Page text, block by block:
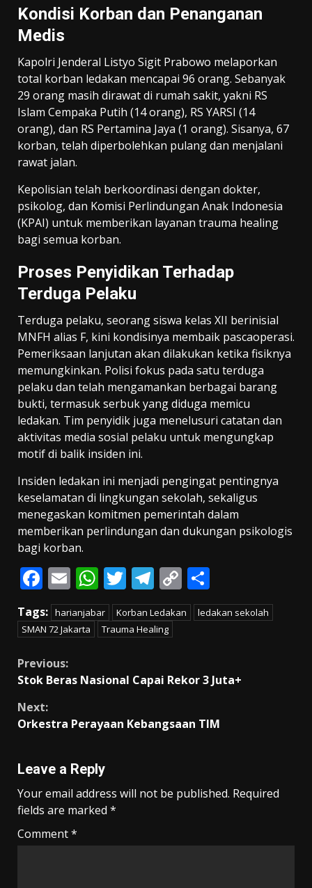
Kondisi Korban dan Penanganan
Medis
Kapolri Jenderal Listyo Sigit Prabowo melaporkan
total korban ledakan mencapai 96 orang. Sebanyak
29 orang masih dirawat di rumah sakit, yakni RS
Islam Cempaka Putih (14 orang), RS YARSI (14
orang), dan RS Pertamina Jaya (1 orang). Sisanya, 67
korban, telah diperbolehkan pulang dan menjalani
rawat jalan.
Kepolisian telah berkoordinasi dengan dokter,
psikolog, dan Komisi Perlindungan Anak Indonesia
(KPAI) untuk memberikan layanan trauma healing
bagi semua korban.
Proses Penyidikan Terhadap
Terduga Pelaku
Terduga pelaku, seorang siswa kelas XII berinisial
MNFH alias F, kini kondisinya membaik pascaoperasi.
Pemeriksaan lanjutan akan dilakukan ketika fisiknya
memungkinkan. Polisi fokus pada satu terduga
pelaku dan telah mengamankan berbagai barang
bukti, termasuk serbuk yang diduga memicu
ledakan. Tim penyidik juga menelusuri catatan dan
aktivitas media sosial pelaku untuk mengungkap
motif di balik insiden ini.
Insiden ledakan ini menjadi pengingat pentingnya
keselamatan di lingkungan sekolah, sekaligus
menegaskan komitmen pemerintah dalam
memberikan perlindungan dan dukungan psikologis
bagi korban.
F
ac
e
b
o
o
k
E
m
ai
l
W
h
at
s
p
T
w
itt
er
T
el
e
gr
m
C
o
p
n
h
ar
Tags: harianjabar Korban Ledakan
ledakan sekolah
SMAN 72 Jakarta
Trauma Healing
Continue
Previous:
Stok Beras Nasional Capai Rekor 3 Juta+
Next:
Orkestra Perayaan Kebangsaan TIM
Leave a Reply
Your email address will not be published. Required
fields are marked *
Comment*